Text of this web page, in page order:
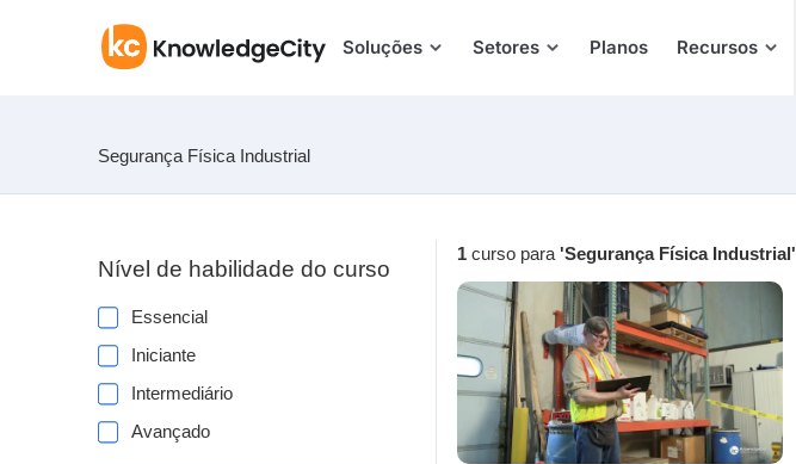
Soluções Setores Planos Recursos
Segurança Física Industrial
Nível de habilidade do curso
Essencial
Iniciante
Intermediário
Avançado
1 curso para'Segurança Física Industrial'